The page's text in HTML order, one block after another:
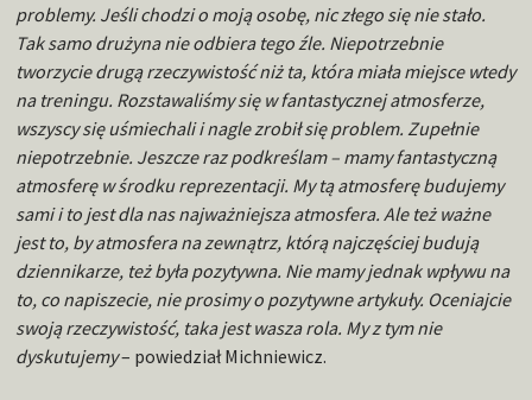
problemy. Jeśli chodzi o moją osobę, nic złego się nie stało.
Tak samo drużyna nie odbiera tego źle. Niepotrzebnie
tworzycie drugą rzeczywistość niż ta, która miała miejsce wtedy
na treningu. Rozstawaliśmy się w fantastycznej atmosferze,
wszyscy się uśmiechali i nagle zrobił się problem. Zupełnie
niepotrzebnie. Jeszcze raz podkreślam – mamy fantastyczną
atmosferę w środku reprezentacji. My tą atmosferę budujemy
sami i to jest dla nas najważniejsza atmosfera. Ale też ważne
jest to, by atmosfera na zewnątrz, którą najczęściej budują
dziennikarze, też była pozytywna. Nie mamy jednak wpływu na
to, co napiszecie, nie prosimy o pozytywne artykuły. Oceniajcie
swoją rzeczywistość, taka jest wasza rola. My z tym nie
dyskutujemy– powiedział Michniewicz.